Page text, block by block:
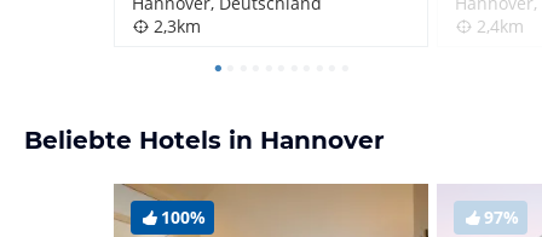
2,3km
2,4km
Beliebte Hotels in Hannover
100% 97%